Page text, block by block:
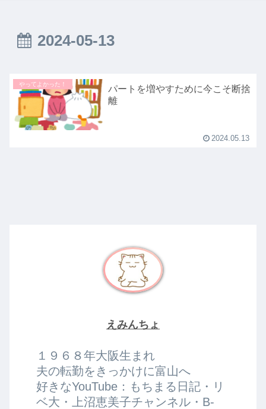
2024-05-13
やってよかった！
パートを増やすために今こそ断捨
離
2024.05.13
えみんちょ
１９６８年大阪生まれ
夫の転勤をきっかけに富山へ
好きなYouTube：もちまる日記・リ
ベ大・上沼恵美子チャンネル・B-